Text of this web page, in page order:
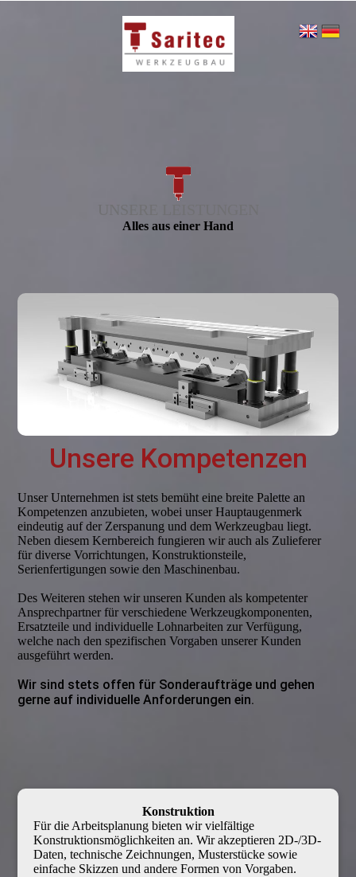
Alles aus einer Hand
Unsere Kompetenzen
Unser Unternehmen ist stets bemüht eine breite Palette an
Kompetenzen anzubieten, wobei unser Hauptaugenmerk
eindeutig auf der Zerspanung und dem Werkzeugbau liegt.
Neben diesem Kernbereich fungieren wir auch als Zulieferer
für diverse Vorrichtungen, Konstruktionsteile,
Serienfertigungen sowie den Maschinenbau.
Des Weiteren stehen wir unseren Kunden als kompetenter
Ansprechpartner für verschiedene Werkzeugkomponenten,
Ersatzteile und individuelle Lohnarbeiten zur Verfügung,
welche nach den spezifischen Vorgaben unserer Kunden
ausgeführt werden.
Wir sind stets offen für Sonderaufträge und gehen
gerne auf individuelle Anforderungen ein.
Konstruk­tion
Für die Arbeitsplanung bieten wir vielfältige
Konstruktionsmöglichkeiten an. Wir akzeptieren 2D-/3D-
Daten, technische Zeichnungen, Muster­stücke sowie
einfache Skizzen und andere Formen von Vorgaben.